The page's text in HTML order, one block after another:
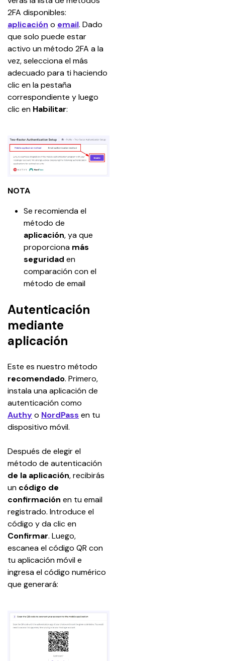
2FA disponibles:
aplicación o email. Dado
que solo puede estar
activo un método 2FA a la
vez, selecciona el más
adecuado para ti haciendo
clic en la pestaña
correspondiente y luego
clic en Habilitar:
NOTA
Se recomienda el
método de
aplicación, ya que
proporciona más
seguridad en
comparación con el
método de email
Autenticación
mediante
aplicación
Este es nuestro método
recomendado. Primero,
instala una aplicación de
autenticación como
Authy o NordPass en tu
dispositivo móvil.
Después de elegir el
método de autenticación
de la aplicación, recibirás
un código de
confirmación en tu email
registrado. Introduce el
código y da clic en
Confirmar. Luego,
escanea el código QR con
tu aplicación móvil e
ingresa el código numérico
que generará: